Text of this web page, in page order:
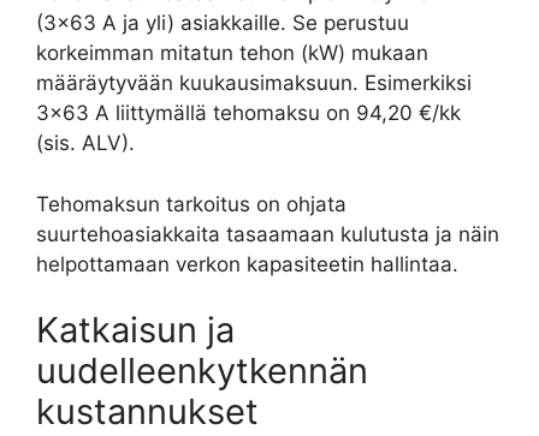
(3×63 A ja yli) asiakkaille. Se perustuu
korkeimman mitatun tehon (kW) mukaan
määräytyvään kuukausimaksuun. Esimerkiksi
3×63 A liittymällä tehomaksu on 94,20 €/kk
(sis. ALV).
Tehomaksun tarkoitus on ohjata
suurtehoasiakkaita tasaamaan kulutusta ja näin
helpottamaan verkon kapasiteetin hallintaa.
Katkaisun ja
uudelleenkytkennän
kustannukset